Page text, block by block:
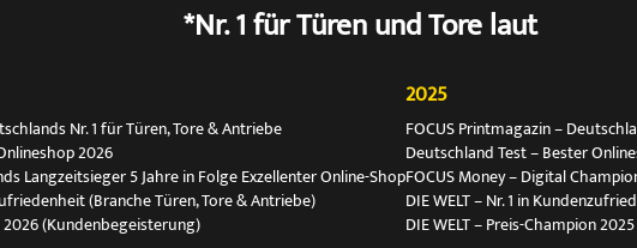
*Nr. 1 für Türen und Tore laut
Nr. 1 für Türen, Tore & Antriebe
2026
Langzeitsieger 5 Jahre in Folge Exzellenter Online-Shop
(Branche Türen, Tore & Antriebe)
2026 (Kundenbegeisterung)
2025
FOCUS Printmagazin –
Deutschland Test – Bester
FOCUS Money – Digital
DIE WELT – Nr. 1 in
DIE WELT – Preis-Champion